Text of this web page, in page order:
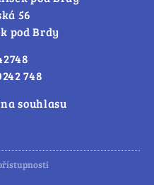
56
pod Brdy
748
souhlasu